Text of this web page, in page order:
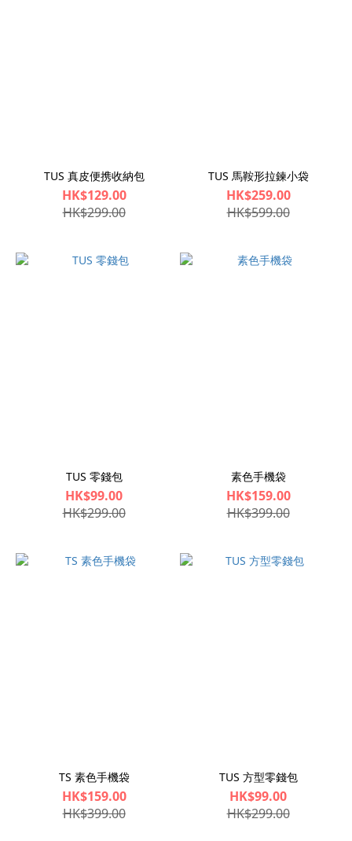
TUS 真皮便携收納包
HK$129.00
HK$299.00
TUS 馬鞍形拉鍊小袋
HK$259.00
HK$599.00
TUS 零錢包
HK$99.00
HK$299.00
素色手機袋
HK$159.00
HK$399.00
TS 素色手機袋
HK$159.00
HK$399.00
TUS 方型零錢包
HK$99.00
HK$299.00